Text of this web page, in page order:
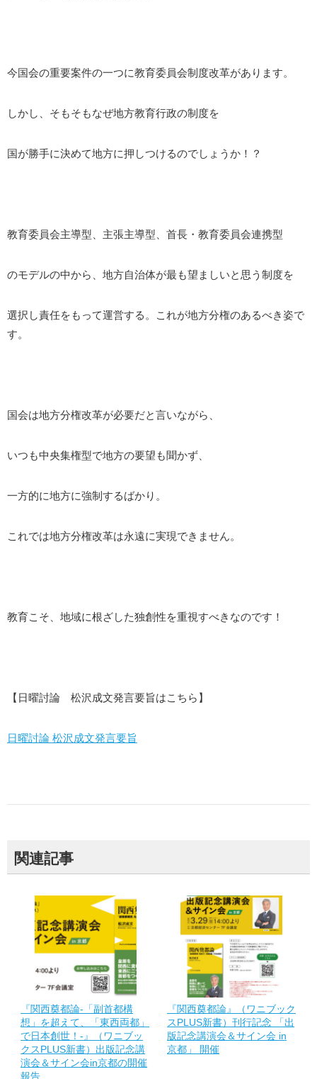
今国会の重要案件の一つに教育委員会制度改革があります。
しかし、そもそもなぜ地方教育行政の制度を
国が勝手に決めて地方に押しつけるのでしょうか！？
教育委員会主導型、主張主導型、首長・教育委員会連携型
のモデルの中から、地方自治体が最も望ましいと思う制度を
選択し責任をもって運営する。これが地方分権のあるべき姿で
す。
国会は地方分権改革が必要だと言いながら、
いつも中央集権型で地方の要望も聞かず、
一方的に地方に強制するばかり。
これでは地方分権改革は永遠に実現できません。
教育こそ、地域に根ざした独創性を重視すべきなのです！
【日曜討論 松沢成文発言要旨はこちら】
日曜討論 松沢成文発言要旨
関連記事
『関西奠都論-「副首都構
想」を超えて、「東西両都」
で日本創世！-』（ワニブッ
クスPLUS新書）出版記念講
演会＆サイン会in京都の開催
報告
『関西奠都論』（ワニブック
スPLUS新書）刊行記念 「出
版記念講演会＆サイン会 in
京都」 開催